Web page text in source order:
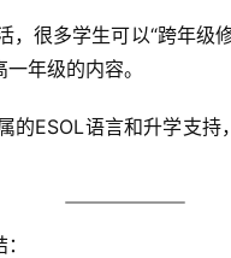
，很多学生可以“跨年级
年级的内容。
的ESOL语言和升学支持